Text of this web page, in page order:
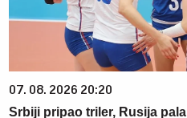
07. 08. 2026 20:20
Srbiji pripao triler, Rusija